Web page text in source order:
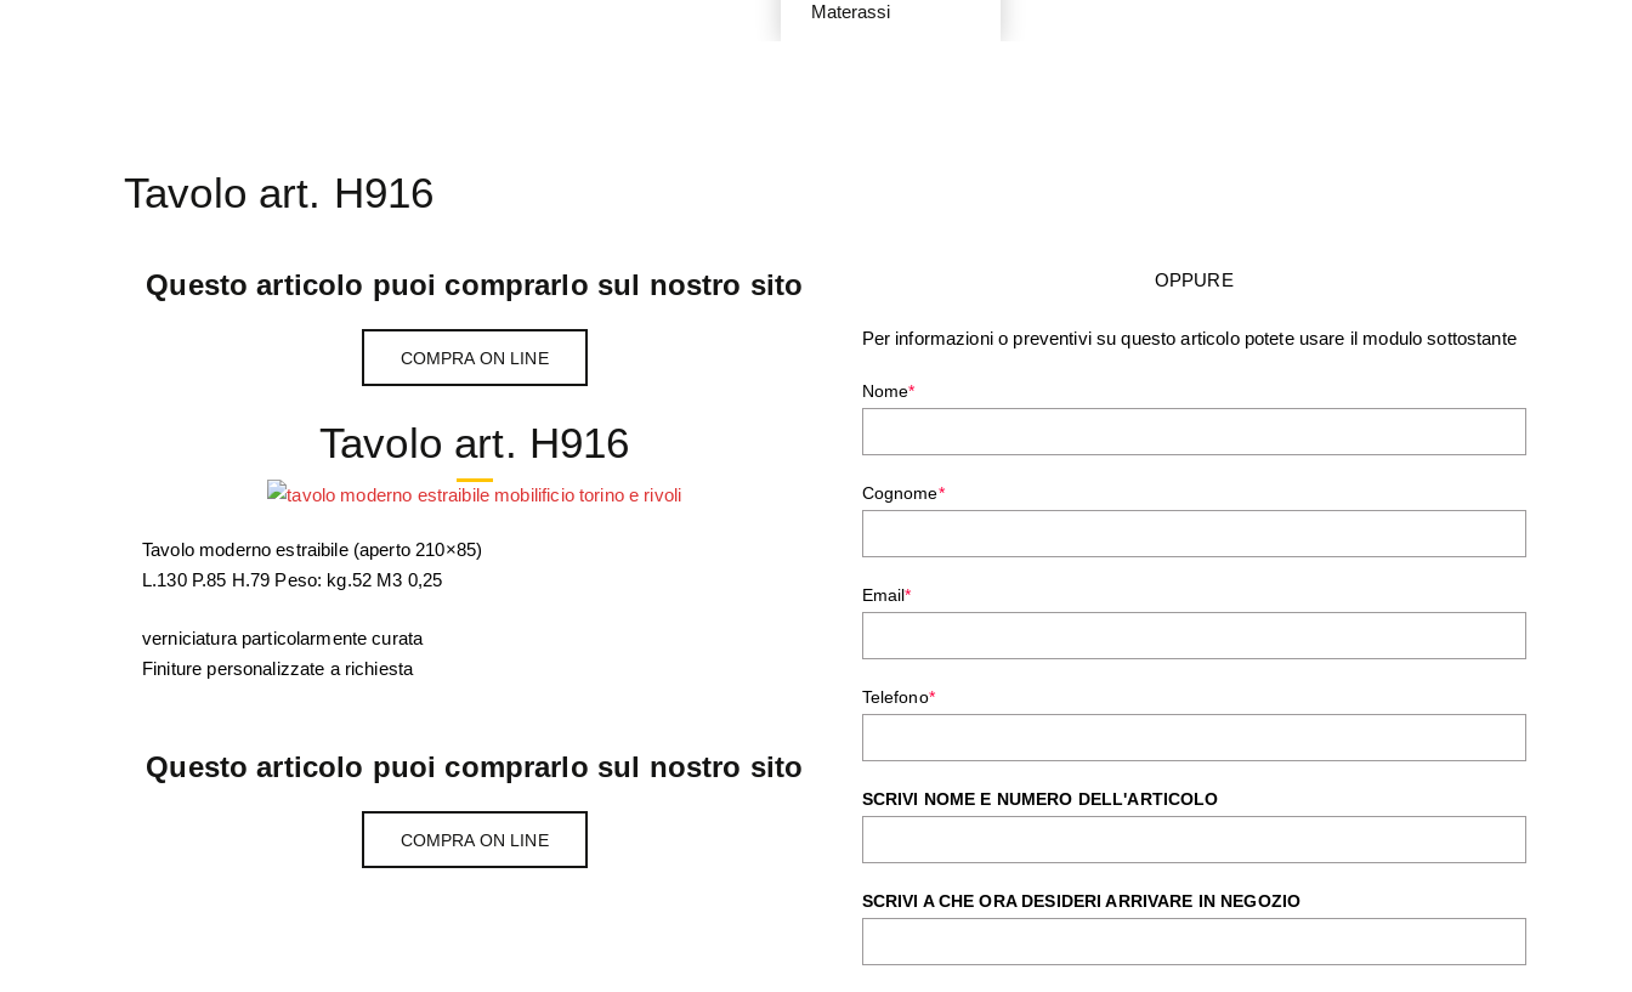
Materassi
Tavolo art. H916
Questo articolo puoi comprarlo sul nostro sito
COMPRA ON LINE
Tavolo art. H916
Tavolo moderno estraibile (aperto 210×85)
L.130 P.85 H.79 Peso: kg.52 M3 0,25
verniciatura particolarmente curata
Finiture personalizzate a richiesta
Questo articolo puoi comprarlo sul nostro sito
COMPRA ON LINE
OPPURE
Per informazioni o preventivi su questo articolo potete usare il modulo sottostante
Nome*
Cognome*
Email*
Telefono*
SCRIVI NOME E NUMERO DELL'ARTICOLO
SCRIVI A CHE ORA DESIDERI ARRIVARE IN NEGOZIO